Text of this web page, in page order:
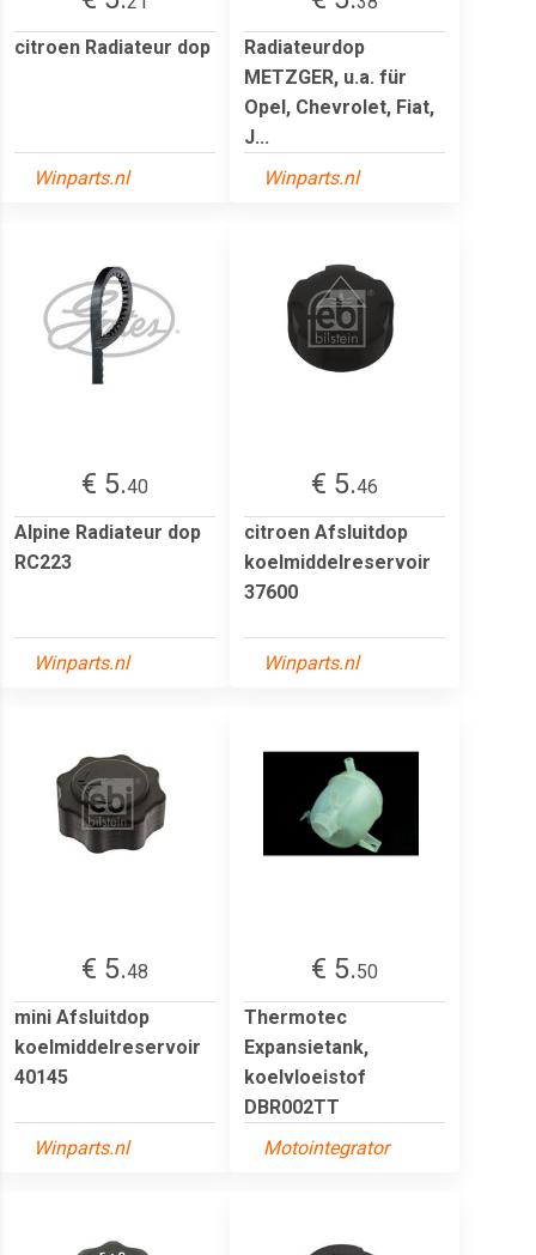
citroen Radiateur dop
Winparts.nl
Radiateurdop
METZGER, u.a. für
Opel, Chevrolet, Fiat,
J...
Winparts.nl
€ 5.40
Alpine Radiateur dop
RC223
Winparts.nl
€ 5.46
citroen Afsluitdop
koelmiddelreservoir
37600
Winparts.nl
€ 5.48
mini Afsluitdop
koelmiddelreservoir
40145
Winparts.nl
€ 5.50
Thermotec
Expansietank,
koelvloeistof
DBR002TT
Motointegrator